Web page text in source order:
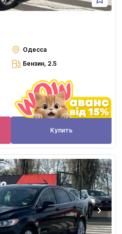
Одесса
Бензин, 2.5
Купить